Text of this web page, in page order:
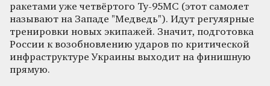
ракетами уже четвёртого Ту-95МС (этот самолет
называют на Западе "Медведь"). Идут регулярные
тренировки новых экипажей. Значит, подготовка
России к возобновлению ударов по критической
инфраструктуре Украины выходит на финишную
прямую.